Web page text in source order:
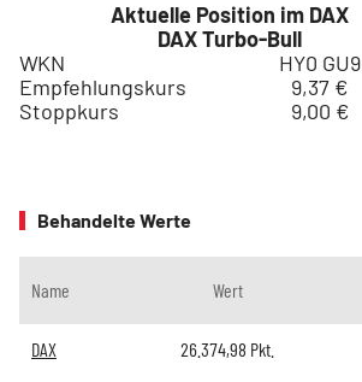
Aktuelle Position im DAX
DAX Turbo-Bull
WKN
HY0 GU9
Empfehlungskurs
9,37 €
Stoppkurs
9,00 €
Behandelte Werte
Name Wert
DAX 26.374,98 Pkt.